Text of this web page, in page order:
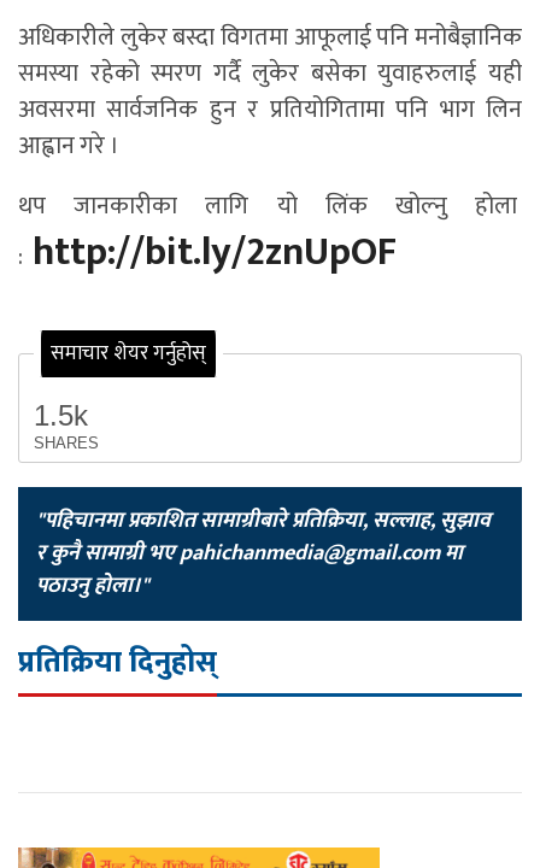
अधिकारीले लुकेर बस्दा विगतमा आफूलाई पनि मनोबैज्ञानिक
समस्या रहेको स्मरण गर्दै लुकेर बसेका युवाहरुलाई यही
अवसरमा सार्वजनिक हुन र प्रतियोगितामा पनि भाग लिन
आह्वान गरे ।
थप जानकारीका लागि यो लिंक खोल्नु होला
: http://bit.ly/2znUpOF
समाचार शेयर गर्नुहोस्
1.5k
SHARES
"पहिचानमा प्रकाशित सामाग्रीबारे प्रतिक्रिया, सल्लाह, सुझाव
र कुनै सामाग्री भएpahichanmedia@gmail.comमा
पठाउनु होला।"
प्रतिक्रिया दिनुहोस्